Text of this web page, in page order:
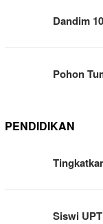
Dandim
Pohon
PENDIDIKAN
Siswi